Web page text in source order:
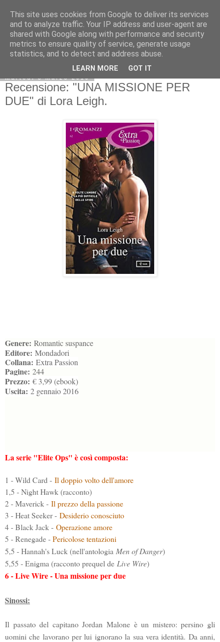
martedì 8 marzo 2016
Recensione: "UNA MISSIONE PER
DUE" di Lora Leigh.
Genere: Romantic suspance
Editore: Mondadori
Collana: Extra Passion
Pagine: 244
Prezzo: € 3,99 (ebook)
Uscita: 2 gennaio 2016
La serie "Elite Ops" è così composta:
1 - Wild Card - Il doppio volto dell'amore
1,5 - Night Hawk (racconto)
2 - Maverick - Il prezzo della passione
3 - Heat Seeker - Desiderio conosciuto
4 - Black Jack - Operazione amore
5 - Renegade -Pericolose tentazioni
5,5 - Hannah's Luck (nell'antologia Men of Danger)
5,55 - Enigma (racconto prequel de Live Wire)
6 - Live Wire - Una missione per due
Sinossi:
Il passato del capitano Jordan Malone è un mistero: persino gli
uomini che lavorano per lui ignorano la sua vera identità. Da anni,
This site uses cookies from Google to deliver its services
and to analyze traffic. Your IP address and user-agent are
shared with Google along with performance and security
metrics to ensure quality of service, generate usage
statistics, and to detect and address abuse.
LEARN MORE GOT IT